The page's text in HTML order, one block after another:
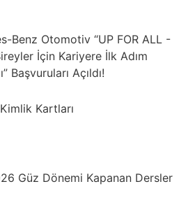
Benz Otomotiv “UP FOR ALL -
İçin Kariyere İlk Adım
Başvuruları Açıldı!
Kartları
Güz Dönemi Kapanan Dersler